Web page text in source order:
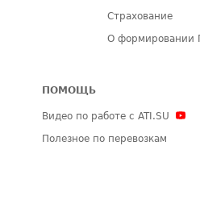
Страхование
О формировании
ПОМОЩЬ
Видео по работе с ATI.SU
Полезное по перевозкам